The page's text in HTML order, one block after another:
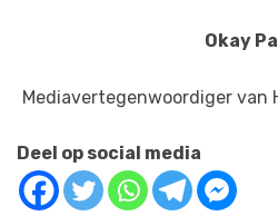
Okay
Mediavertegenwoordiger van
Deel op social media